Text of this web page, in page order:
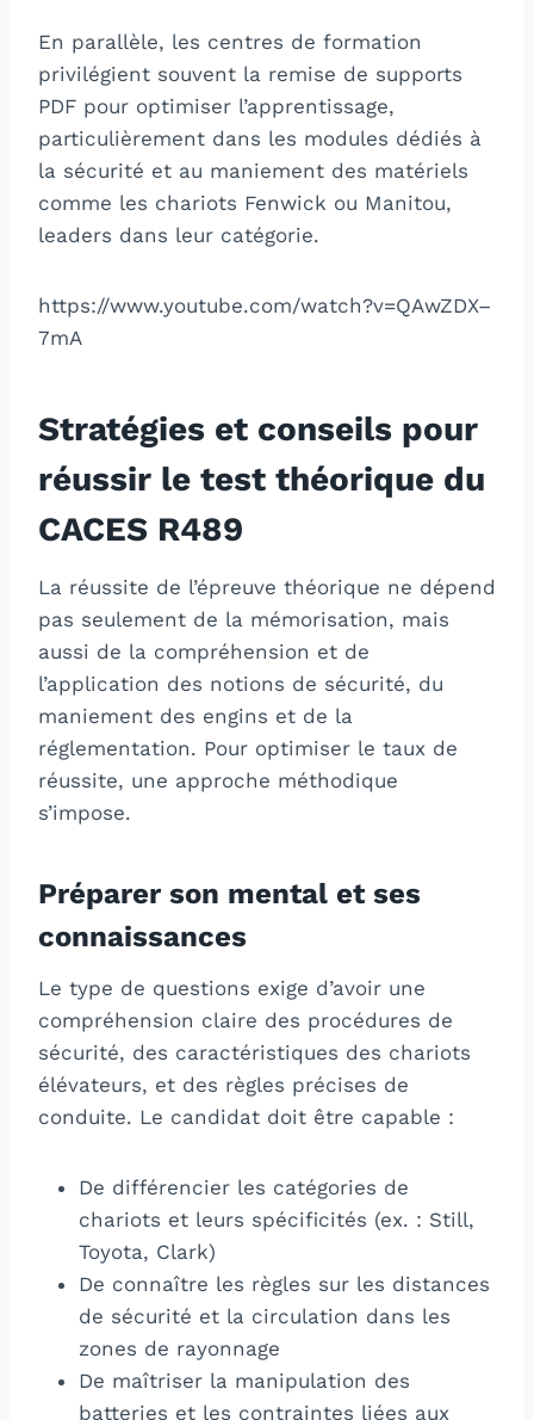
En parallèle, les centres de formation
privilégient souvent la remise de supports
PDF pour optimiser l’apprentissage,
particulièrement dans les modules dédiés à
la sécurité et au maniement des matériels
comme les chariots Fenwick ou Manitou,
leaders dans leur catégorie.
https://www.youtube.com/watch?v=QAwZDX–
7mA
Stratégies et conseils pour
réussir le test théorique du
CACES R489
La réussite de l’épreuve théorique ne dépend
pas seulement de la mémorisation, mais
aussi de la compréhension et de
l’application des notions de sécurité, du
maniement des engins et de la
réglementation. Pour optimiser le taux de
réussite, une approche méthodique
s’impose.
Préparer son mental et ses
connaissances
Le type de questions exige d’avoir une
compréhension claire des procédures de
sécurité, des caractéristiques des chariots
élévateurs, et des règles précises de
conduite. Le candidat doit être capable :
De différencier les catégories de
chariots et leurs spécificités (ex. : Still,
Toyota, Clark)
De connaître les règles sur les distances
de sécurité et la circulation dans les
zones de rayonnage
De maîtriser la manipulation des
batteries et les contraintes liées aux